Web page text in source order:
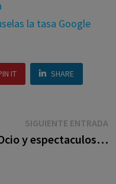
la tasa Google
IT SHARE
SIGUIENTE ENTRADA
y espectaculos…